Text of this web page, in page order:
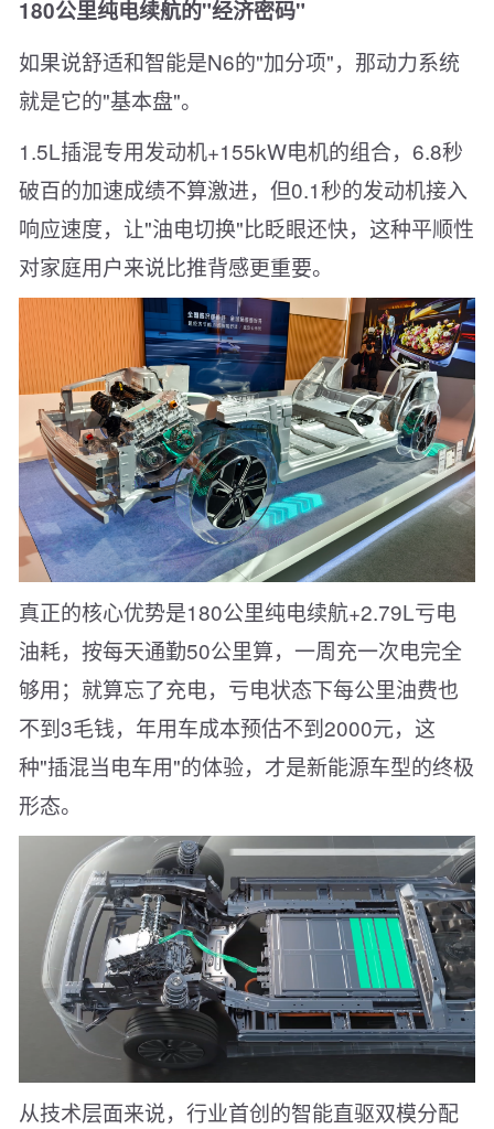
180公里纯电续航的"经济密码"
如果说舒适和智能是N6的"加分项"，那动力系统
就是它的"基本盘"。
1.5L插混专用发动机+155kW电机的组合，6.8秒
破百的加速成绩不算激进，但0.1秒的发动机接入
响应速度，让"油电切换"比眨眼还快，这种平顺性
对家庭用户来说比推背感更重要。
真正的核心优势是180公里纯电续航+2.79L亏电
油耗，按每天通勤50公里算，一周充一次电完全
够用；就算忘了充电，亏电状态下每公里油费也
不到3毛钱，年用车成本预估不到2000元，这
种"插混当电车用"的体验，才是新能源车型的终极
形态。
从技术层面来说，行业首创的智能直驱双模分配